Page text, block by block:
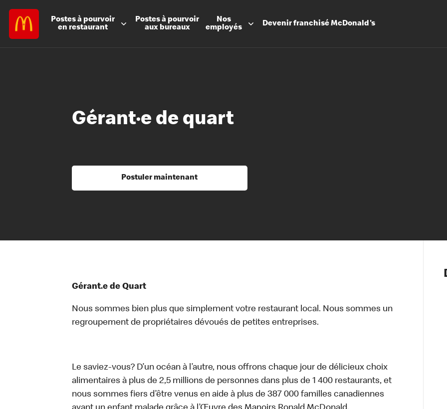
Postes à pourvoir
en restaurant
Postes à pourvoir
aux bureaux
Nos
employés
DevenirfranchiséMcDonald's
Les
Notre
Nos
Santé et
Gérant·e de quart
Postuler maintenant
Gérant.e de Quart
Nous sommes bien plus que simplement votre restaurant local. Nous sommes un
regroupement de propriétaires dévoués de petites entreprises.
Le saviez-vous? D’un océan à l’autre, nous offrons chaque jour de délicieux choix
alimentaires à plus de 2,5 millions de personnes dans plus de 1 400 restaurants, et
nous sommes fiers d’être venus en aide à plus de 387 000 familles canadiennes